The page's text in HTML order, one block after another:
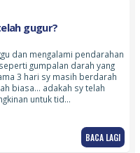
gugur?
dan mengalami pendarahan
gumpalan darah yang
3 hari sy masih berdarah
biasa… adakah sy telah
untuk tid…
BACA LAGI